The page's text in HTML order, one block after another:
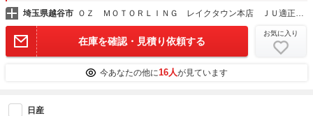
埼玉県越谷市 ＯＺ ＭＯＴＯＲＬＩＮＧ レイクタウン本店 ＪＵ適正販売店
在庫を確認・見積り依頼する
お気に入り
今あなたの他に16人が見ています
日産